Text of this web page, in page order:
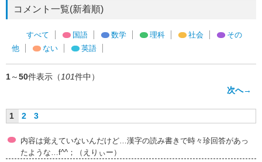
コメント一覧(新着順)
すべて 国語 数学 理科 社会
その
他
ない 英語
1～50件表示（ 101件中）
次へ→
1 2 3
内容は覚えていないんだけど…漢字の読み書きで時々珍回答があっ
たような…f^^；（えりぃー）